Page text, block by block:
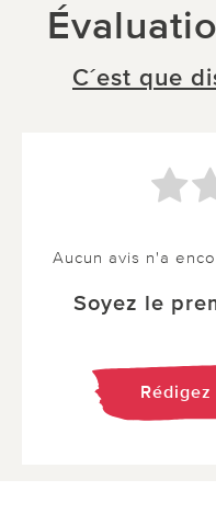
C´est que
Aucun avis n'a
Soyez le